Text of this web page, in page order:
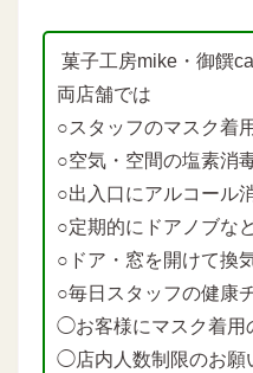
菓子工房mike・御饌
両店舗では
○スタッフのマスク着用
○空気・空間の塩素消
○出入口にアルコール
○定期的にドアノブな
○ドア・窓を開けて換
○毎日スタッフの健康
◯お客様にマスク着用
◯店内人数制限のお願